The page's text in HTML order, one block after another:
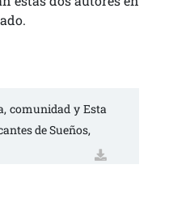
comunidad y Esta
de Sueños,